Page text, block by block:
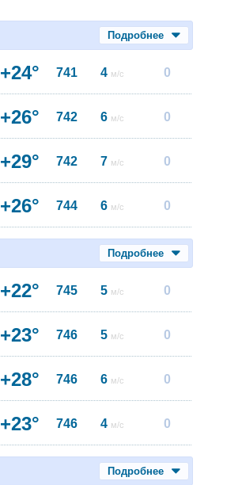
Подробнее
+24° 741 4 м/с 0
+26° 742 6 м/с 0
+29° 742 7 м/с 0
+26° 744 6 м/с 0
Подробнее
+22° 745 5 м/с 0
+23° 746 5 м/с 0
+28° 746 6 м/с 0
+23° 746 4 м/с 0
Подробнее